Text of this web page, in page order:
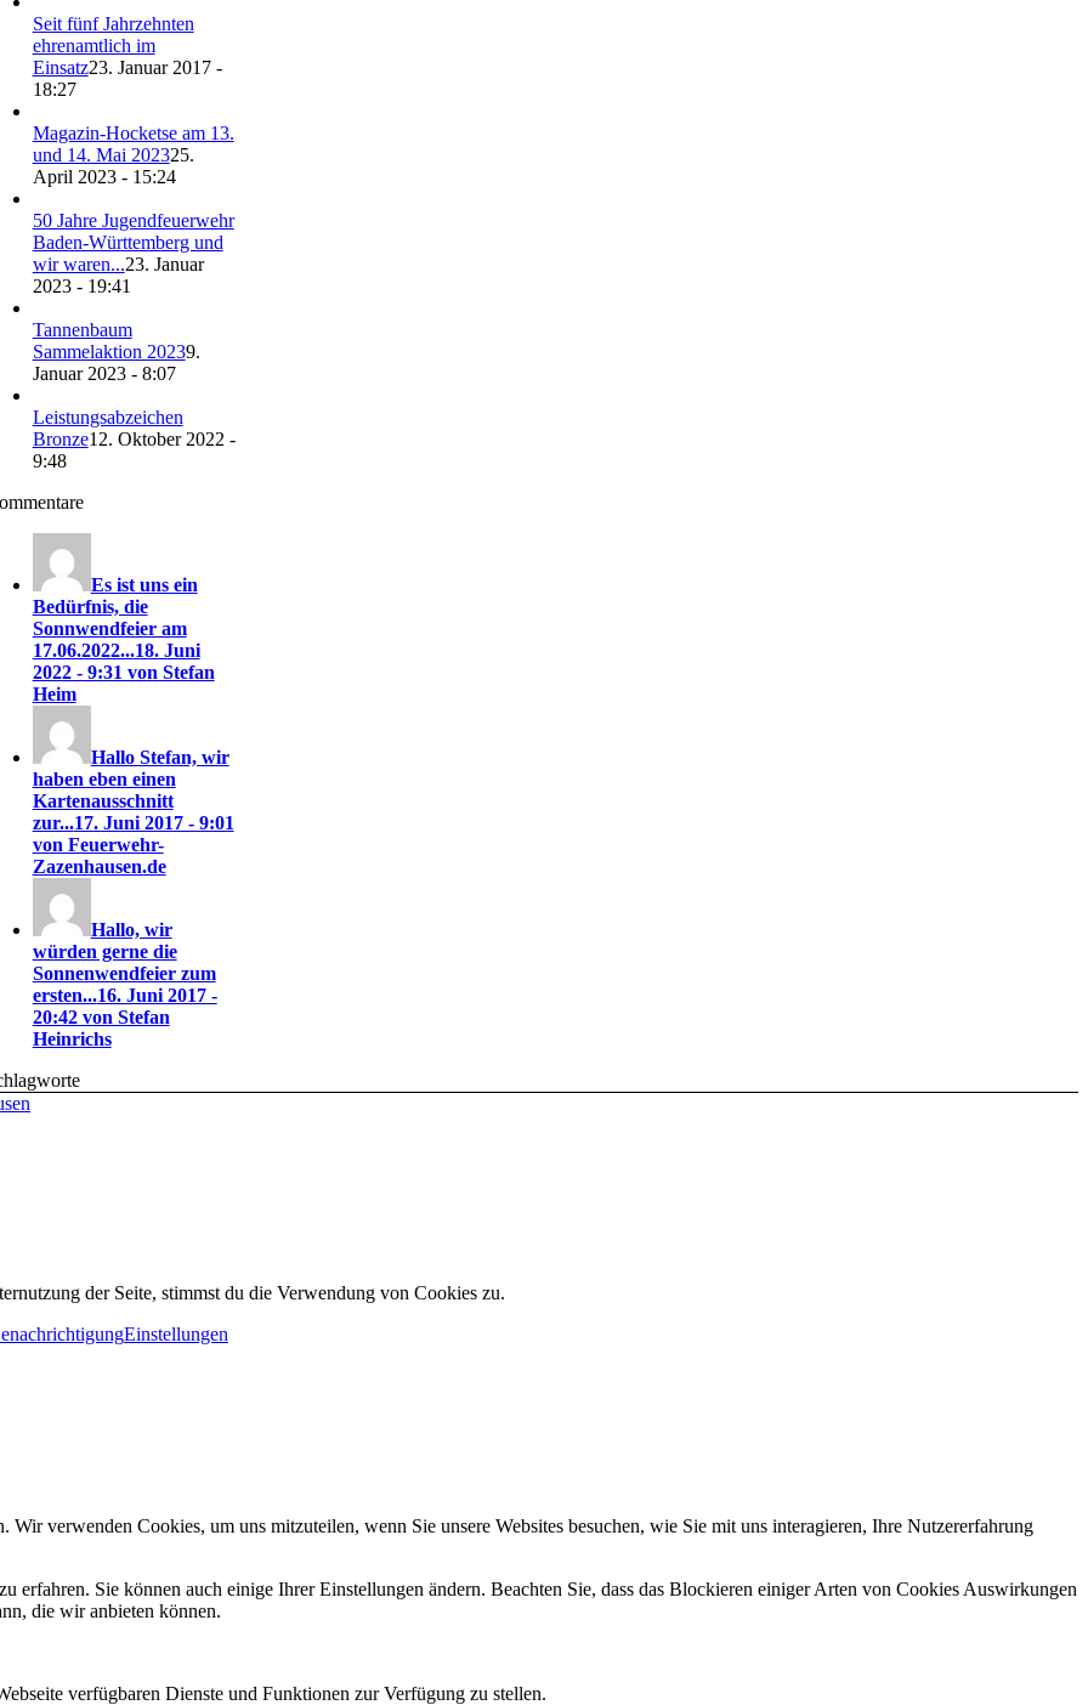
Seit fünf Jahrzehnten
ehrenamtlich im
Einsatz23. Januar 2017 -
18:27
Magazin-Hocketse am 13.
und 14. Mai 202325.
April 2023 - 15:24
50 Jahre Jugendfeuerwehr
Baden-Württemberg und
wir waren...23. Januar
2023 - 19:41
Tannenbaum
Sammelaktion 20239.
Januar 2023 - 8:07
Leistungsabzeichen
Bronze12. Oktober 2022 -
9:48
Es ist uns ein
Bedürfnis, die
Sonnwendfeier am
17.06.2022...18. Juni
2022 - 9:31 von Stefan
Heim
Hallo Stefan, wir
haben eben einen
Kartenausschnitt
zur...17. Juni 2017 - 9:01
von Feuerwehr-
Zazenhausen.de
Hallo, wir
würden gerne die
Sonnenwendfeier zum
ersten...16. Juni 2017 -
20:42 von Stefan
Heinrichs
der Seite, stimmst du die Verwendung von Cookies zu.
Einstellungen
verwenden Cookies, um uns mitzuteilen, wenn Sie unsere Websites besuchen, wie Sie mit uns interagieren, Ihre Nutzererfahrung
erfahren. Sie können auch einige Ihrer Einstellungen ändern. Beachten Sie, dass das Blockieren einiger Arten von Cookies Auswirkungen
die wir anbieten können.
verfügbaren Dienste und Funktionen zur Verfügung zu stellen.